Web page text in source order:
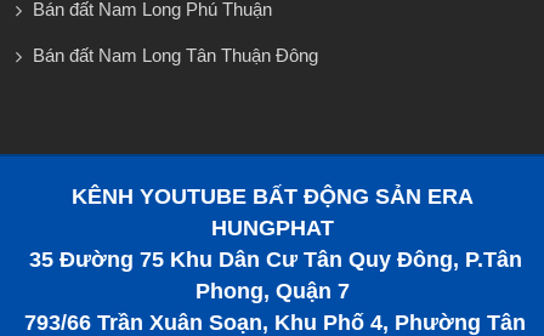
Bán đất Nam Long Phú Thuận
Bán đất Nam Long Tân Thuận Đông
KÊNH YOUTUBE BẤT ĐỘNG SẢN ERA
HUNGPHAT
35 Đường 75 Khu Dân Cư Tân Quy Đông, P.Tân
Phong, Quận 7
793/66 Trần Xuân Soạn, Khu Phố 4, Phường Tân